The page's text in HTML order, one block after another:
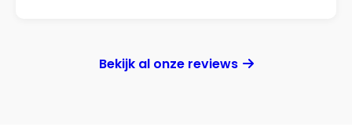
Bekijk al onze reviews